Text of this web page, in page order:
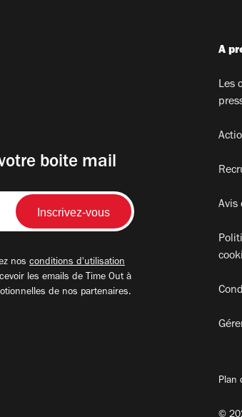
boite mail
nos conditions d'utilisation
les emails de Time Out à
de nos partenaires.
A
Les
Avis
Plan